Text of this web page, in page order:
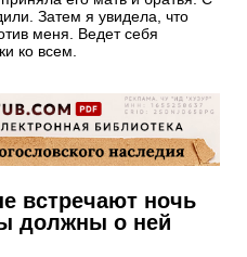
Затем я увидела, что
меня. Ведет себя
ко всем.
встречают ночь
должны о ней